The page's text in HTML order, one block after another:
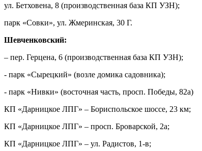
ул. Бетховена, 8 (производственная база КП УЗН);
парк «Совки», ул. Жмеринская, 30 Г.
Шевченковский:
– пер. Герцена, 6 (производственная база КП УЗН);
- парк «Сырецкий» (возле домика садовника);
- парк «Нивки» (восточная часть, просп. Победы, 82а)
КП «Дарницкое ЛПГ» – Бориспольское шоссе, 23 км;
КП «Дарницкое ЛПГ» – просп. Броварской, 2а;
КП «Дарницкое ЛПГ» – ул. Радистов, 1-в;